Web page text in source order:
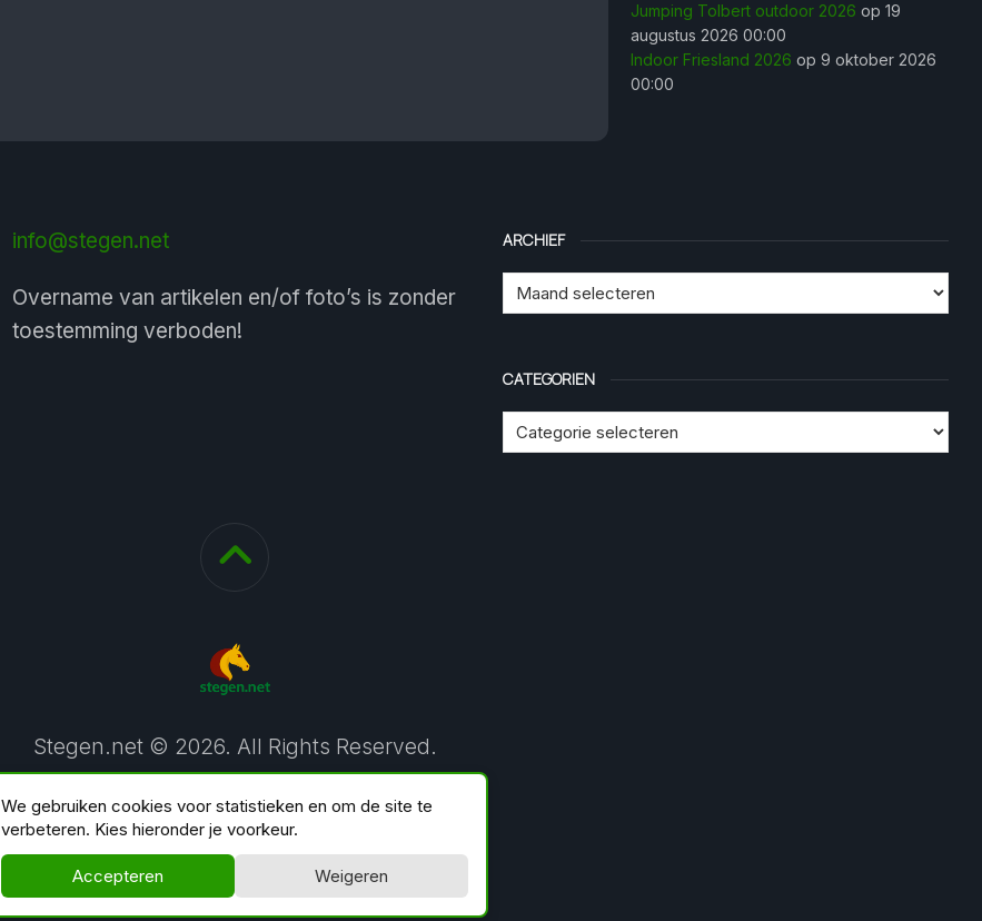
Jumping Tolbert outdoor 2026 op 19
augustus 2026 00:00
Indoor Friesland 2026 op 9 oktober 2026
00:00
info@stegen.net
Overname van artikelen en/of foto’s is zonder
toestemming verboden!
ARCHIEF
CATEGORIEN
Stegen.net © 2026. All Rights Reserved.
We gebruiken cookies voor statistieken en om de site te
verbeteren. Kies hieronder je voorkeur.
Accepteren Weigeren